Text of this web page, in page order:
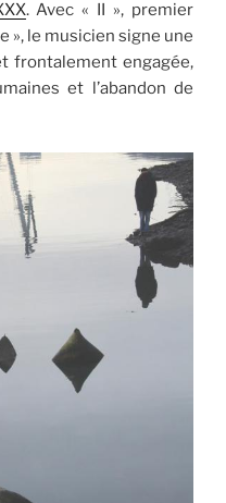
. Avec « II », premier
», le musicien signe une
frontalement engagée,
et l’abandon de